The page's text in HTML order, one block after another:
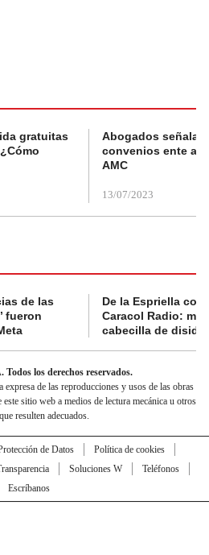
gratuitas
Abogados
convenios ente
AMC
13/07/2023
de las
fueron
De la Espriella
Caracol Radio:
cabecilla de
los derechos reservados.
de las reproducciones y usos de las obras
este sitio web a medios de lectura mecánica u otros
resulten adecuados.
de Datos
Política de cookies
Soluciones W
Teléfonos
Escríbanos